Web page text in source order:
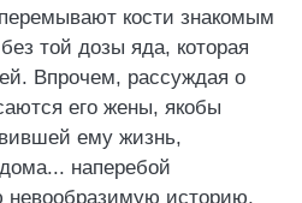
кости знакомым
той дозы яда, которая
Впрочем, рассуждая о
его жены, якобы
ему жизнь,
наперебой
невообразимую историю,